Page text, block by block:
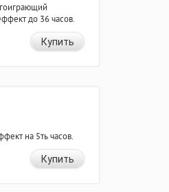
до 36 часов.
Купить
на 5ть часов.
Купить